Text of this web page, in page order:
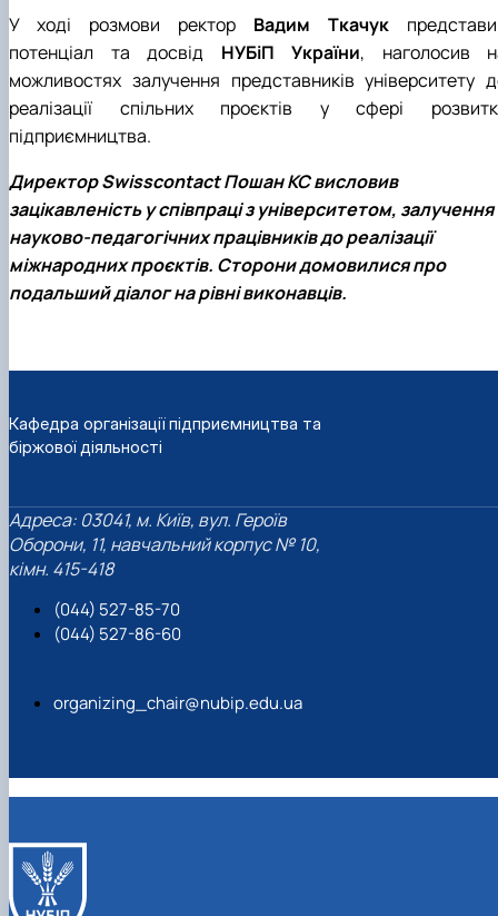
У ході розмови ректор Вадим Ткачук
потенціал та досвід НУБіП України, наголосив
можливостях залучення представників університету
реалізації спільних проєктів у сфері
підприємництва.
Директор Swisscontact Пошан КС висловив
зацікавленість у співпраці з університетом, залучення
науково-педагогічних працівників до реалізації
міжнародних проєктів. Сторони домовилися про
подальший діалог на рівні виконавців.
Кафедра організації підприємництва та
біржової діяльності
Адреса: 03041, м. Київ, вул. Героїв
Оборони, 11, навчальний корпус № 10,
кімн. 415-418
(044) 527-85-70
(044) 527-86-60
organizing_chair@nubip.edu.ua